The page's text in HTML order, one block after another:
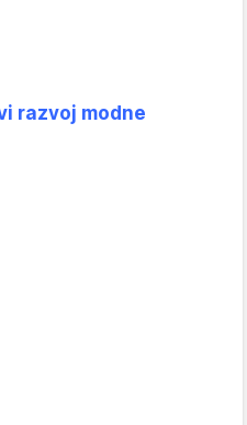
razvoj modne